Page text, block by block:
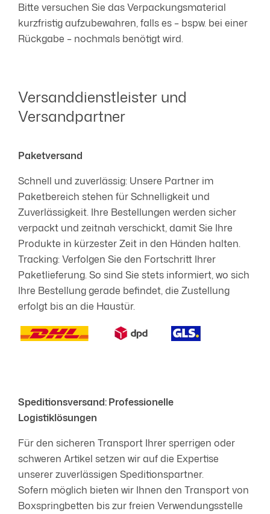
Bitte versuchen Sie das Verpackungsmaterial
kurzfristig aufzubewahren, falls es – bspw. bei einer
Rückgabe – nochmals benötigt wird.
Versanddienstleister und
Versandpartner
Paketversand
Schnell und zuverlässig: Unsere Partner im
Paketbereich stehen für Schnelligkeit und
Zuverlässigkeit. Ihre Bestellungen werden sicher
verpackt und zeitnah verschickt, damit Sie Ihre
Produkte in kürzester Zeit in den Händen halten.
Tracking: Verfolgen Sie den Fortschritt Ihrer
Paketlieferung. So sind Sie stets informiert, wo sich
Ihre Bestellung gerade befindet, die Zustellung
erfolgt bis an die Haustür.
Speditionsversand: Professionelle
Logistiklösungen
Für den sicheren Transport Ihrer sperrigen oder
schweren Artikel setzen wir auf die Expertise
unserer zuverlässigen Speditionspartner.
Sofern möglich bieten wir Ihnen den Transport von
Boxspringbetten bis zur freien Verwendungsstelle